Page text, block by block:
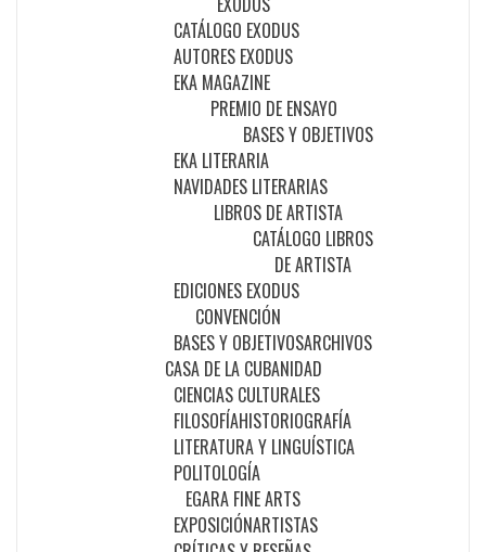
CATÁLOGO EXODUS
AUTORES EXODUS
EKA MAGAZINE
PREMIO DE ENSAYO
BASES Y OBJETIVOS
EKA LITERARIA
NAVIDADES LITERARIAS
LIBROS DE ARTISTA
CATÁLOGO LIBROS
DE ARTISTA
EDICIONES EXODUS
CONVENCIÓN
BASES Y OBJETIVOSARCHIVOS
CASA DE LA CUBANIDAD
CIENCIAS CULTURALES
FILOSOFÍAHISTORIOGRAFÍA
LITERATURA Y LINGUÍSTICA
POLITOLOGÍA
EGARA FINE ARTS
EXPOSICIÓNARTISTAS